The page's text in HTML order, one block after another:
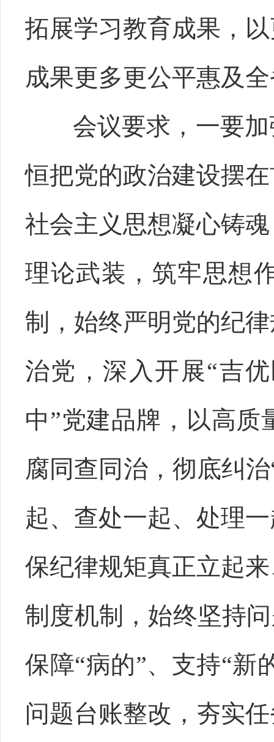
拓展学习教育成果，
成果更多更公平惠及
会议要求，一要
恒把党的政治建设摆
社会主义思想凝心铸
理论武装，筑牢思想
制，始终严明党的纪
治党，深入开展“吉
中”党建品牌，以高
腐同查同治，彻底纠
起、查处一起、处理
保纪律规矩真正立起
制度机制，始终坚持
保障“病的”、支持“新
问题台账整改，夯实